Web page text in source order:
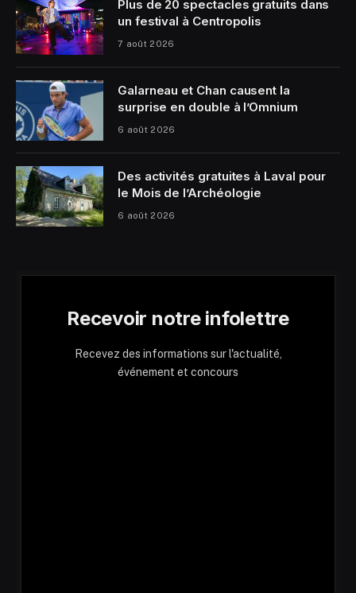
Plus de 20 spectacles gratuits dans
un festival à Centropolis
7 août 2026
Galarneau et Chan causent la
surprise en double à l’Omnium
6 août 2026
Des activités gratuites à Laval pour
le Mois de l’Archéologie
6 août 2026
Recevoir notre infolettre
Recevez des informations sur l'actualité,
événement et concours